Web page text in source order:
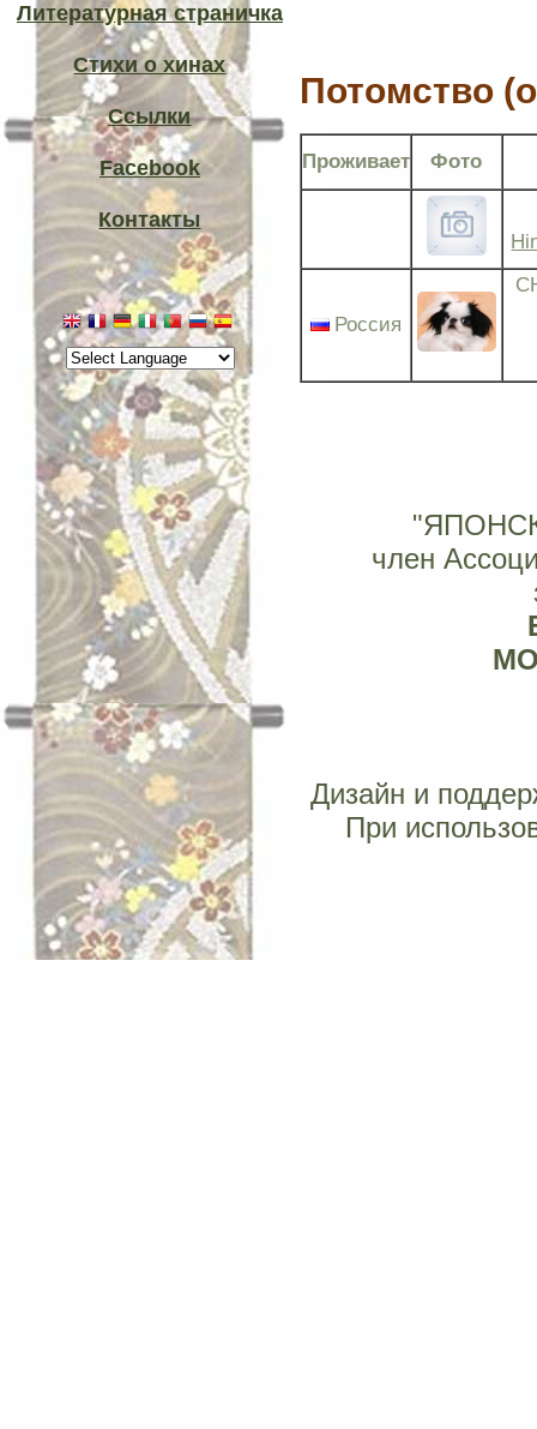
Литературная страничка
Стихи о хинах
Ссылки
Facebook
Контакты
Потомство
Проживает Фото
Россия
член
Дизайн и
При